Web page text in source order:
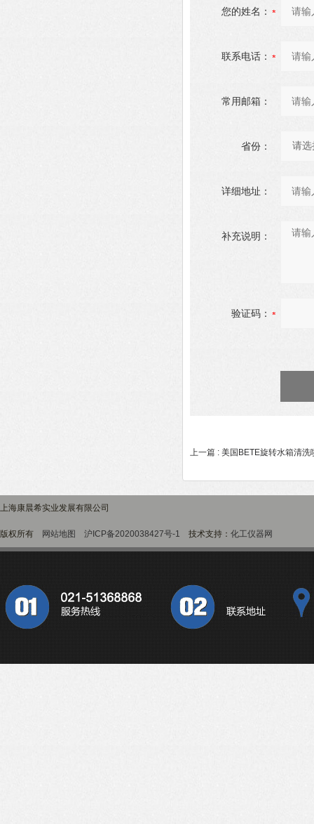
您的姓名：
联系电话：
常用邮箱：
省份：
详细地址：
补充说明：
验证码：
上一篇 : 美国BETE旋转水箱清洗
上海康晨希实业发展有限公司
版权所有 网站地图 沪ICP备2020038427号-1 技术支持： 化工仪器网